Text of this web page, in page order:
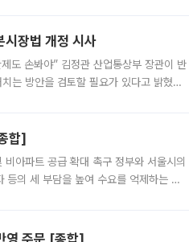
시장법 개정 시사
도 손봐야” 김정관 산업통상부 장관이 반
는 방안을 검토할 필요가 있다고 밝혔다.
합]
아파트 공급 확대 촉구 정부와 서울시의
등의 세 부담을 높여 수요를 억제하는 카
영 주문 [종합]